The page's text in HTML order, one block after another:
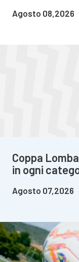
Agosto 08,2026
Coppa
in ogni
Agosto 07,2026